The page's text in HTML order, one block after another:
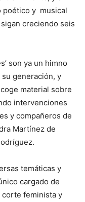
poético y musical
creciendo seis
son ya un himno
generación, y
material sobre
intervenciones
y compañeros de
Martínez de
temáticas y
cargado de
corte feminista y